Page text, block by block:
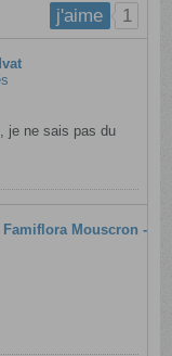
j'aime 1
je ne sais pas du
Famiflora Mouscron -